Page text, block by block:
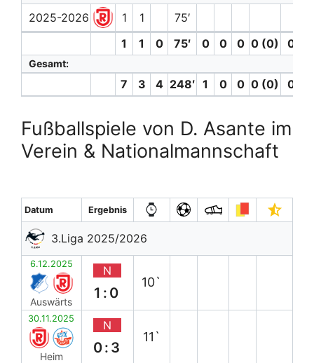
2025-2026 1 1
75′
1
1 0 75′ 0 0 0 0 (0) 0
Gesamt:
7 3 4 248′ 1 0 0 0 (0) 0
Fußballspiele von D. Asante im
Verein & Nationalmannschaft
Datum Ergebnis
3.Liga 2025/2026
6.12.2025
Auswärts
N
1:0
10`
30.11.2025
Heim
N
0:3
11`